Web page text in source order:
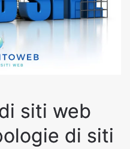
siti web
di siti